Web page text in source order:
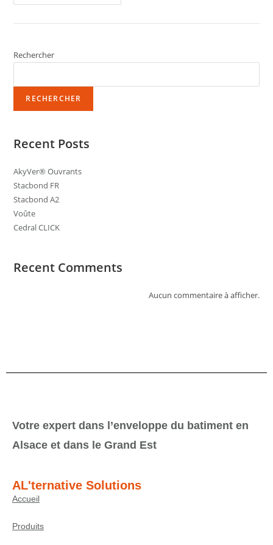
Rechercher
RECHERCHER
Recent Posts
AkyVer® Ouvrants
Stacbond FR
Stacbond A2
Voûte
Cedral CLICK
Recent Comments
Aucun commentaire à afficher.
Votre expert dans l’enveloppe du batiment en
Alsace et dans le Grand Est
AL'ternative Solutions
Accueil
Produits